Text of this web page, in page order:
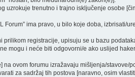
uzrokuje trenutno i trajno isključenje osobe
Forum” ima pravo, u bilo koje doba, izbrisati/
prilikom registracije, upisuju se u bazu
ne mogu i neće biti odgovorni/e ako uslijed
na ovom forumu izražavaju mišljenja/
za sadržaj tih postova [naravno, osim